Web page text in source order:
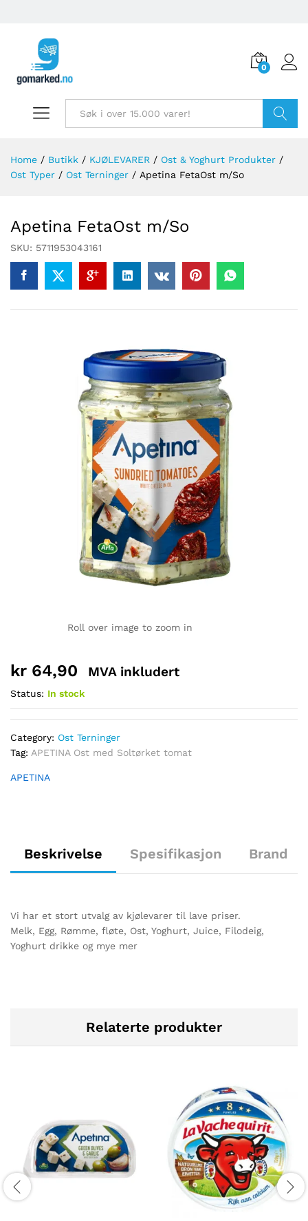
0
Home / Butikk / KJØLEVARER / Ost & Yoghurt Produkter /
Ost Typer / Ost Terninger / Apetina FetaOst m/So
Apetina FetaOst m/So
SKU: 5711953043161
Roll over image to zoom in
kr 64,90 MVA inkludert
Status: In stock
Category: Ost Terninger
Tag: APETINA Ost med Soltørket tomat
APETINA
Beskrivelse Spesifikasjon Brand
Vi har et stort utvalg av kjølevarer til lave priser.
Melk, Egg, Rømme, fløte, Ost, Yoghurt, Juice, Filodeig,
Yoghurt drikke og mye mer
Relaterte produkter